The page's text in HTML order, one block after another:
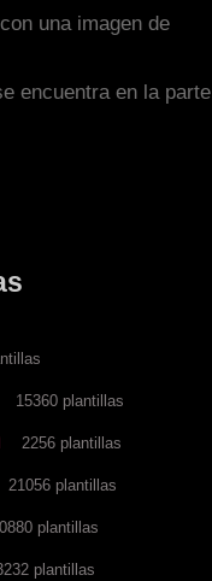
una imagen de
encuentra en la parte
15360 plantillas
2256 plantillas
21056 plantillas
plantillas
plantillas